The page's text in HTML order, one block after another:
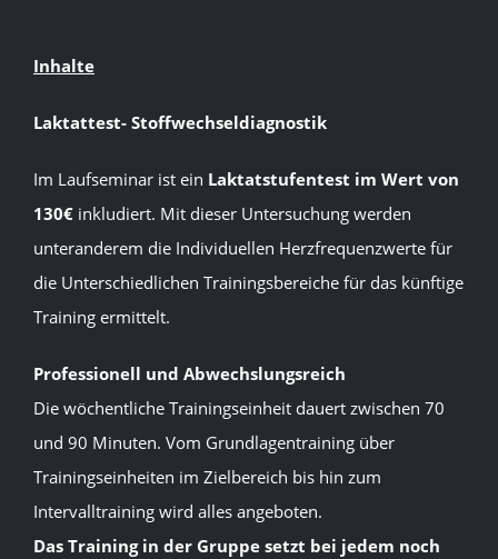
Inhalte
Laktattest- Stoffwechseldiagnostik
Im Laufseminar ist ein Laktatstufentest im Wert von
130€ inkludiert. Mit dieser Untersuchung werden
unteranderem die Individuellen Herzfrequenzwerte für
die Unterschiedlichen Trainingsbereiche für das künftige
Training ermittelt.
Professionell und Abwechslungsreich
Die wöchentliche Trainingseinheit dauert zwischen 70
und 90 Minuten. Vom Grundlagentraining über
Trainingseinheiten im Zielbereich bis hin zum
Intervalltraining wird alles angeboten.
Das Training in der Gruppe setzt bei jedem noch